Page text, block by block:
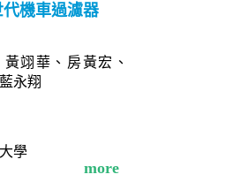
代機車過濾器
翊華、房黃宏、
永翔
學
more